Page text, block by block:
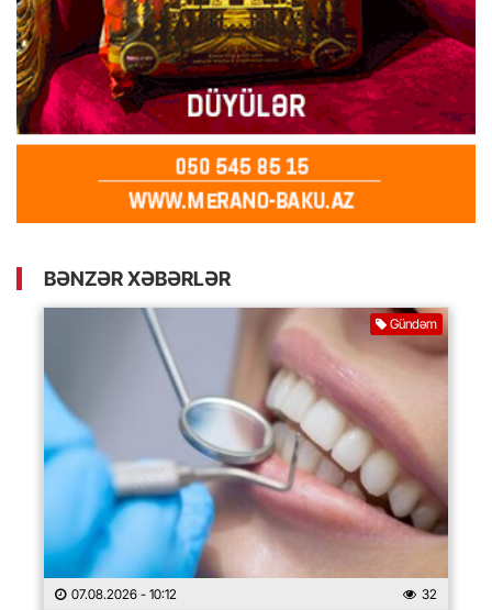
BƏNZƏR XƏBƏRLƏR
Gündəm
07.08.2026 - 10:12 32